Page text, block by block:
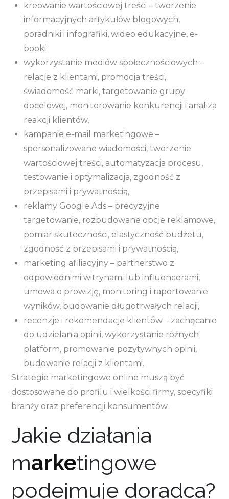
kreowanie wartościowej treści – tworzenie
informacyjnych artykułów blogowych,
poradniki i infografiki, wideo edukacyjne, e-
booki
wykorzystanie mediów społecznościowych –
relacje z klientami, promocja treści,
świadomość marki, targetowanie grupy
docelowej, monitorowanie konkurencji i analiza
reakcji klientów,
kampanie e-mail marketingowe –
spersonalizowane wiadomości, tworzenie
wartościowej treści, automatyzacja procesu,
testowanie i optymalizacja, zgodność z
przepisami i prywatnością,
reklamy Google Ads – precyzyjne
targetowanie, rozbudowane opcje reklamowe,
pomiar skuteczności, elastyczność budżetu,
zgodność z przepisami i prywatnością,
marketing afiliacyjny – partnerstwo z
odpowiednimi witrynami lub influencerami,
umowa o prowizję, monitoring i raportowanie
wyników, budowanie długotrwałych relacji,
recenzje i rekomendacje klientów – zachęcanie
do udzielania opinii, wykorzystanie różnych
platform, promowanie pozytywnych opinii,
budowanie relacji z klientami.
Strategie marketingowe online muszą być
dostosowane do profilu i wielkości firmy, specyfiki
branży oraz preferencji konsumentów.
Jakie działania
marketingowe
podejmuje doradca?